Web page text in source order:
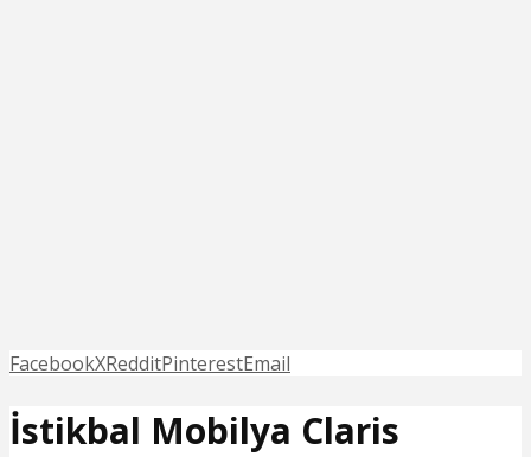
FacebookXRedditPinterestEmail
İstikbal Mobilya Claris